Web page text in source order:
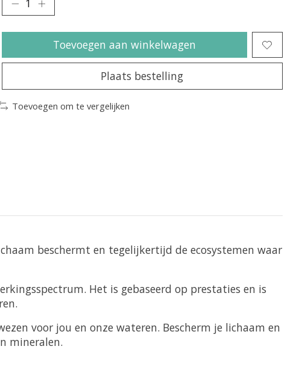
Toevoegen aan winkelwagen
Plaats bestelling
Toevoegen om te vergelijken
beschermt en tegelijkertijd de ecosystemen waar
Het is gebaseerd op prestaties en is
voor jou en onze wateren. Bescherm je lichaam en
mineralen.